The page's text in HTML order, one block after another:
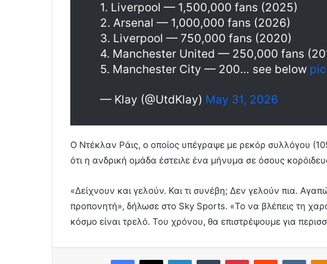
1. Liverpool — 1,500,000 fans (2025)
2. Arsenal — 1,000,000 fans (2026)
3. Liverpool — 750,000 fans (2020)
4. Manchester United — 250,000 fans
5. Manchester City — 200… see below
— Klay (@UtdKlay) May 31, 2026
Ο Ντέκλαν Ράις, ο οποίος υπέγραψε με ρεκόρ συλλόγου
ότι η ανδρική ομάδα έστειλε ένα μήνυμα σε όσους
«Δείχνουν και γελούν. Και τι συνέβη; Δεν γελούν πια.
προπονητή», δήλωσε στο Sky Sports. «Το να βλέπεις τη
κόσμο είναι τρελό. Του χρόνου, θα επιστρέψουμε για
Facebook
X LinkedInTumblr PinterestReddit